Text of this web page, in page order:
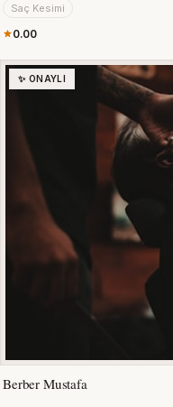
Saç Kesimi
0.00
✨ ONAYLI
Berber Mustafa